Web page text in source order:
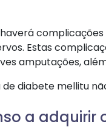
Estas
amputações,
diabete mellitu
a adquirir